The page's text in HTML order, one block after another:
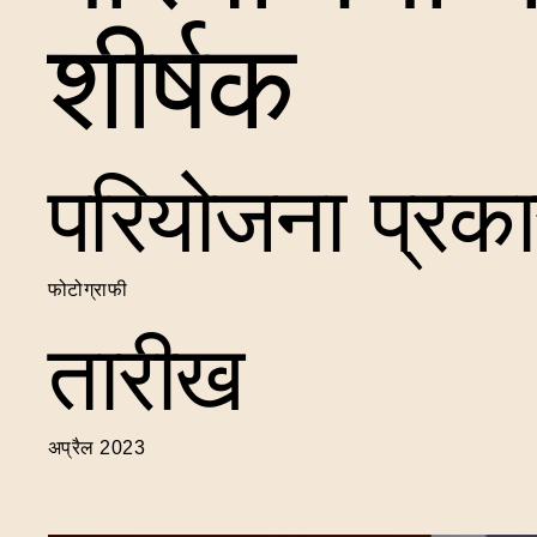
शीर्षक
परियोजना
फोटोग्राफी
तारीख
अप्रैल 2023